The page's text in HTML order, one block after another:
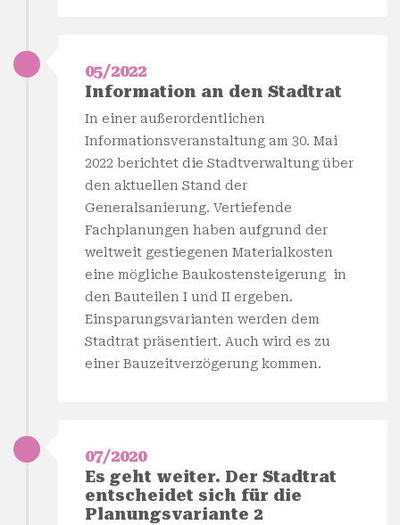
05/2022
Information an den Stadtrat
In einer außerordentlichen
Informationsveranstaltung am 30. Mai
2022 berichtet die Stadtverwaltung über
den aktuellen Stand der
Generalsanierung. Vertiefende
Fachplanungen haben aufgrund der
weltweit gestiegenen Materialkosten
eine mögliche Baukostensteigerung in
den Bauteilen I und II ergeben.
Einsparungsvarianten werden dem
Stadtrat präsentiert. Auch wird es zu
einer Bauzeitverzögerung kommen.
07/2020
Es geht weiter. Der Stadtrat
entscheidet sich für die
Planungsvariante 2